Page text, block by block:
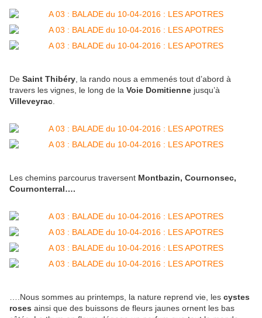
De Saint Thibéry , la rando nous a emmenés tout d’abord à
travers les vignes, le long de la Voie Domitienne jusqu’à
Villeveyrac
Les chemins parcourus traversent Montbazin, Cournonsec,
Cournonterral….
….Nous sommes au printemps, la nature reprend vie, les cystes
roses ainsi que des buissons de fleurs jaunes ornent les bas